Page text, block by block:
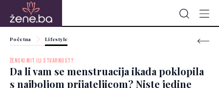
Početna Lifestyle
ŽENSKI MIT ILI STVARNOST?
Da li vam se menstruacija ikada poklopila
s najboljom prijateljicom? Niste jedine